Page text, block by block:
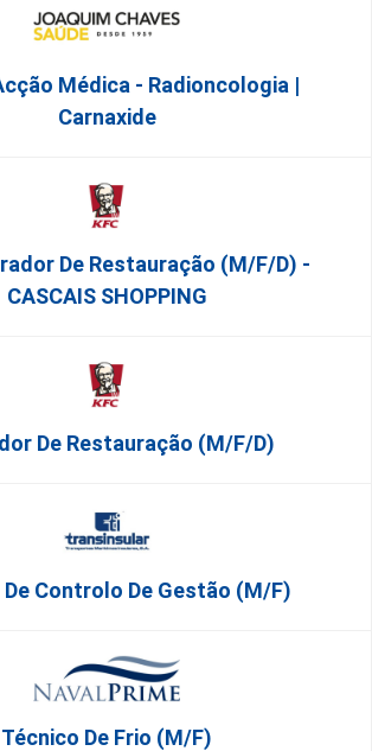
Médica - Radioncologia |
Carnaxide
De Restauração (m/f/d) -
CASCAIS SHOPPING
De Restauração (m/f/d)
De Controlo De Gestão (m/f)
Técnico De Frio (m/f)